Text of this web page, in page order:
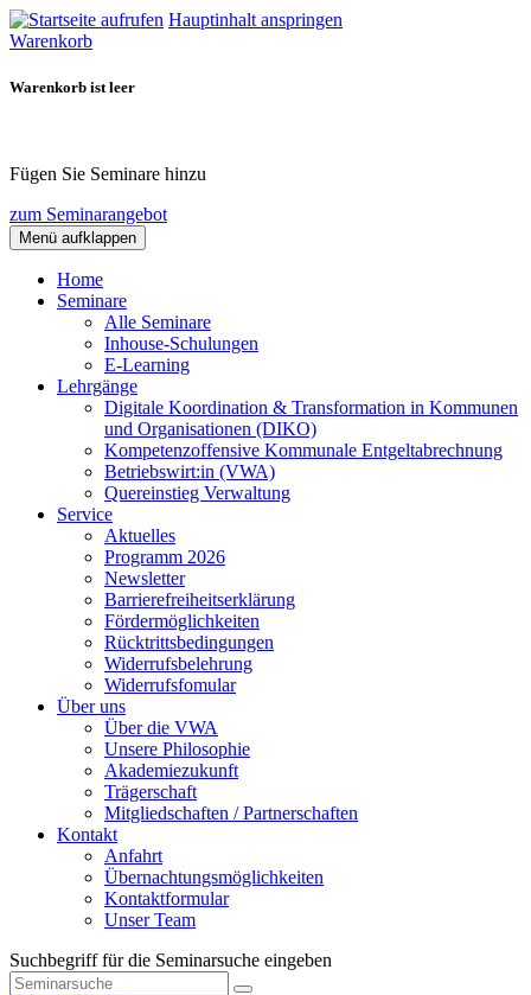
Hauptinhalt anspringen
Warenkorb
Warenkorb ist leer
Fügen Sie Seminare hinzu
zum Seminarangebot
Menü aufklappen
Home
Seminare
Alle Seminare
Inhouse-Schulungen
E-Learning
Lehrgänge
Digitale Koordination & Transformation in Kommunen
und Organisationen (DIKO)
Kompetenzoffensive Kommunale Entgeltabrechnung
Betriebswirt:in (VWA)
Quereinstieg Verwaltung
Service
Aktuelles
Programm 2026
Newsletter
Barrierefreiheitserklärung
Fördermöglichkeiten
Rücktrittsbedingungen
Widerrufsbelehrung
Widerrufsfomular
Über uns
Über die VWA
Unsere Philosophie
Akademiezukunft
Trägerschaft
Mitgliedschaften / Partnerschaften
Kontakt
Anfahrt
Übernachtungsmöglichkeiten
Kontaktformular
Unser Team
Suchbegriff für die Seminarsuche eingeben